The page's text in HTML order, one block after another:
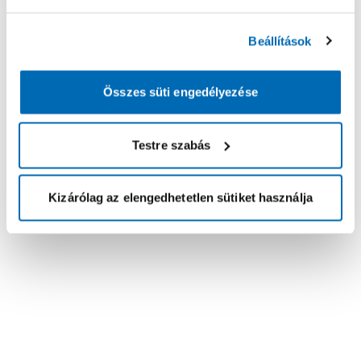
Beállítások
Összes süti engedélyezése
Testre szabás
Kizárólag az elengedhetetlen sütiket használja